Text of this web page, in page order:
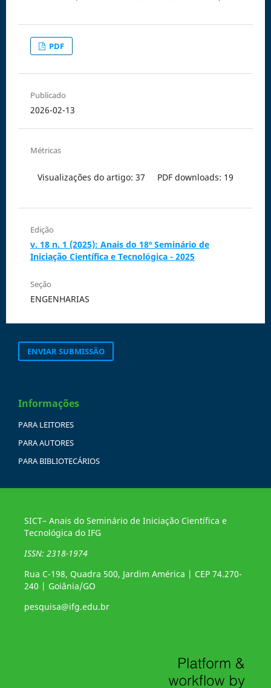
PDF
Publicado
2026-02-13
Métricas
Visualizações do artigo: 37 PDF downloads: 19
Edição
v. 18 n. 1 (2025): Anais do 18º Seminário de
Iniciação Científica e Tecnológica - 2025
Seção
ENGENHARIAS
ENVIAR SUBMISSÃO
Informações
PARA LEITORES
PARA AUTORES
PARA BIBLIOTECÁRIOS
SICT– Anais do Seminário de Iniciação Científica e
Tecnológica do IFG
ISSN: 2318-1974
Rua C-198, Quadra 500, Jardim América | CEP 74.270-
240 | Goiânia/GO
pesquisa@ifg.edu.br